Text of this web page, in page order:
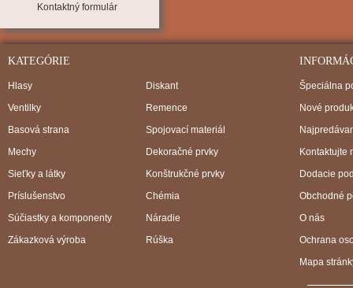
Kontaktný formulár
KATEGÓRIE
Hlasy
Ventilky
Diskant
Remence
Basová strana
Mechy
Spojovací materiál
Dekoračné prvky
Sieťky a látky
Príslušenstvo
Konštrukčné prvky
Chémia
Súčiastky a komponenty
Zákazková výroba
Náradie
Rúška
Špeciálna
Nové
Kontaktujte
Dodacie
Obchodné
O nás
Ochrana
Mapa